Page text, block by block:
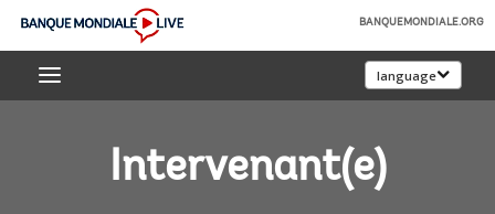
Skip
Main
Banque
mondiale
BANQUEMONDIALE.ORG
language
Intervenant(e)